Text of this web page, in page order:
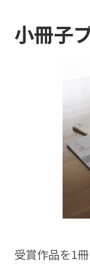
小冊子
受賞作品を1